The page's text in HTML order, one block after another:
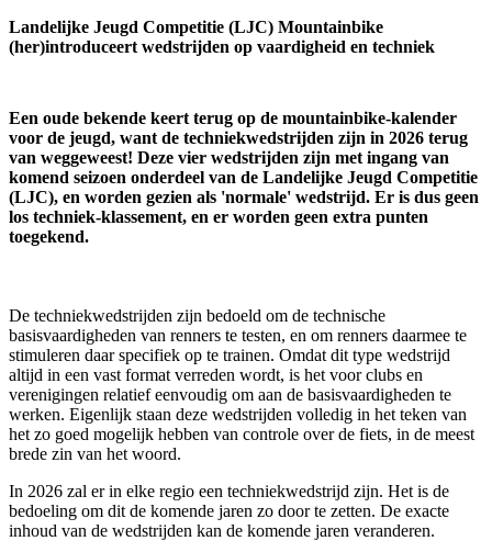
Landelijke Jeugd Competitie (LJC) Mountainbike
(her)introduceert wedstrijden op vaardigheid en techniek
Een oude bekende keert terug op de mountainbike-kalender
voor de jeugd, want de techniekwedstrijden zijn in 2026 terug
van weggeweest! Deze vier wedstrijden zijn met ingang van
komend seizoen onderdeel van de Landelijke Jeugd Competitie
(LJC), en worden gezien als 'normale' wedstrijd. Er is dus geen
los techniek-klassement, en er worden geen extra punten
toegekend.
De techniekwedstrijden zijn bedoeld om de technische
basisvaardigheden van renners te testen, en om renners daarmee te
stimuleren daar specifiek op te trainen. Omdat dit type wedstrijd
altijd in een vast format verreden wordt, is het voor clubs en
verenigingen relatief eenvoudig om aan de basisvaardigheden te
werken. Eigenlijk staan deze wedstrijden volledig in het teken van
het zo goed mogelijk hebben van controle over de fiets, in de meest
brede zin van het woord.
In 2026 zal er in elke regio een techniekwedstrijd zijn. Het is de
bedoeling om dit de komende jaren zo door te zetten. De exacte
inhoud van de wedstrijden kan de komende jaren veranderen.